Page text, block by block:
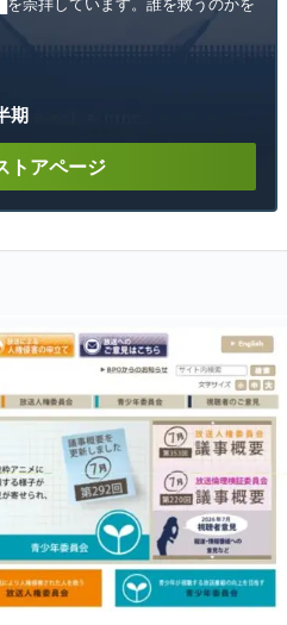
期
トアページ